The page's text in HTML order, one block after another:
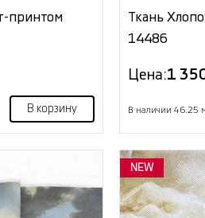
принтом
В корзину
Ткань
14486
Цена:1
В наличии 46.25
NEW